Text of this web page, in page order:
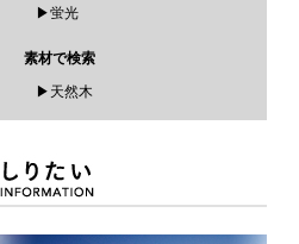
▶蛍光
素材で検索
▶天然木